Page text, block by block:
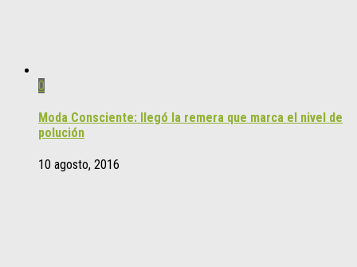
0
Moda Consciente: llegó la remera que marca el nivel de
polución
10 agosto, 2016